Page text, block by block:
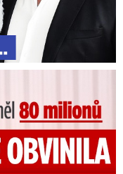
exšéfa železnic!